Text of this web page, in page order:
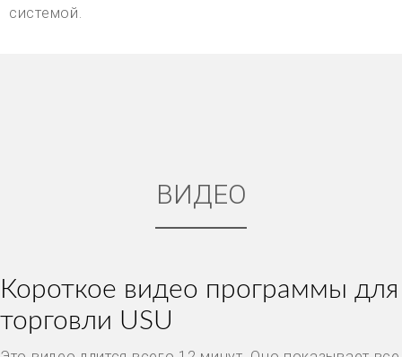
системой.
ВИДЕО
Короткое видео программы для
торговли USU